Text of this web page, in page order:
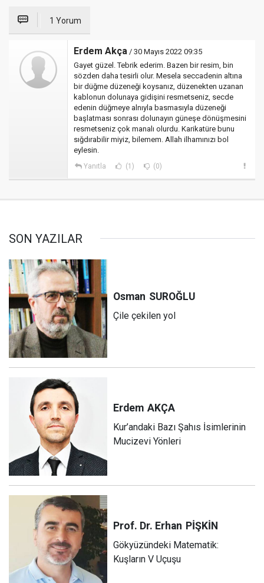
1 Yorum
Erdem Akça / 30 Mayıs 2022 09:35
Gayet güzel. Tebrik ederim. Bazen bir resim, bin
sözden daha tesirli olur. Mesela seccadenin altına
bir düğme düzeneği koysanız, düzenekten uzanan
kablonun dolunaya gidişini resmetseniz, secde
edenin düğmeye alnıyla basmasıyla düzeneği
başlatması sonrası dolunayın güneşe dönüşmesini
resmetseniz çok manalı olurdu. Karikatüre bunu
sığdırabilir miyiz, bilemem. Allah ilhamınızı bol
eylesin.
Yanıtla (1) (0)
SON YAZILAR
Osman SUROĞLU
Çile çekilen yol
Erdem AKÇA
Kur’andaki Bazı Şahıs İsimlerinin
Mucizevi Yönleri
Prof. Dr. Erhan PİŞKİN
Gökyüzündeki Matematik:
Kuşların V Uçuşu